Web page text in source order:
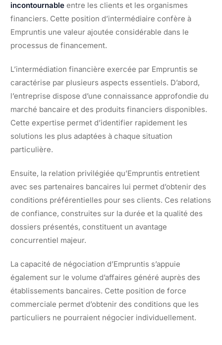
incontournable entre les clients et les organismes
financiers. Cette position d’intermédiaire confère à
Empruntis une valeur ajoutée considérable dans le
processus de financement.
L’intermédiation financière exercée par Empruntis se
caractérise par plusieurs aspects essentiels. D’abord,
l’entreprise dispose d’une connaissance approfondie du
marché bancaire et des produits financiers disponibles.
Cette expertise permet d’identifier rapidement les
solutions les plus adaptées à chaque situation
particulière.
Ensuite, la relation privilégiée qu’Empruntis entretient
avec ses partenaires bancaires lui permet d’obtenir des
conditions préférentielles pour ses clients. Ces relations
de confiance, construites sur la durée et la qualité des
dossiers présentés, constituent un avantage
concurrentiel majeur.
La capacité de négociation d’Empruntis s’appuie
également sur le volume d’affaires généré auprès des
établissements bancaires. Cette position de force
commerciale permet d’obtenir des conditions que les
particuliers ne pourraient négocier individuellement.